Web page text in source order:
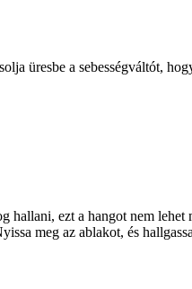
üresbe a sebességváltót,
ezt a hangot nem
meg az ablakot, és